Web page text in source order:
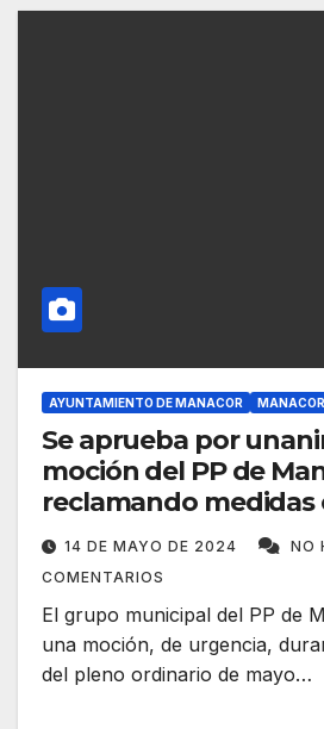
AYUNTAMIENTO DE MANACOR MANACOR
Se aprueba por
moción del PP de
reclamando medidas
empresa de recogida
14 DE MAYO DE 2024
NO
COMENTARIOS
El grupo municipal del PP de
una moción, de urgencia,
del pleno ordinario de mayo…